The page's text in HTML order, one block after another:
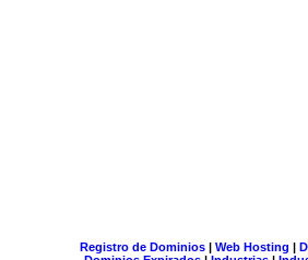
Registro de Dominios| Web Hosting |